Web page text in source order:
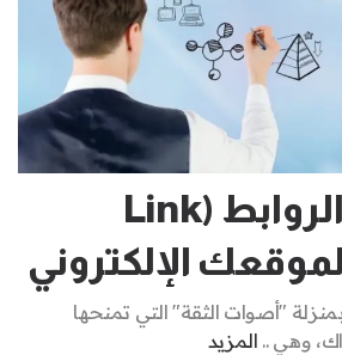
نصائح بناء الروابط (Link
"أصوات الثقة" التي تمنحها
وهي .. المزيد